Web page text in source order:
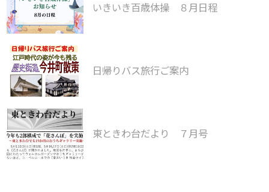
いきいき百歳体操 ８月日程
日帰りバス旅行ご案内
東ときわ台だより ７月号